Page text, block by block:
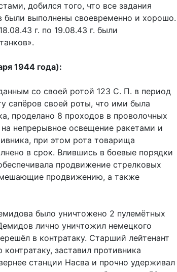
добился того, что все задания
были выполнены своевременно и хорошо.
г. по 19.08.43 г. были
1944 года):
со своей ротой 123 С. П. в период
сапёров своей роты, что ими была
проделано 8 проходов в проволочных
непрерывное освещение ракетами и
при этом рота товарища
в срок. Влившись в боевые порядки
продвижение стрелковых
мешающие продвижению, а также
было уничтожено 2 пулемётных
лично уничтожил немецкого
в контратаку. Старший лейтенант
заставил противника
станции Насва и прочно удерживал